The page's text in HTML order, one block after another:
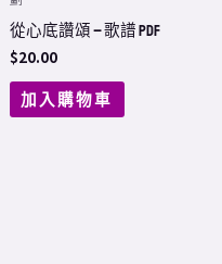
從心底讚頌 – 歌譜 PDF
$20.00
加入購物車